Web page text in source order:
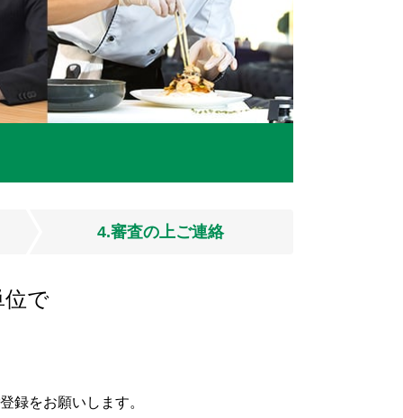
4.審査の上ご連絡
位で
録をお願いします。